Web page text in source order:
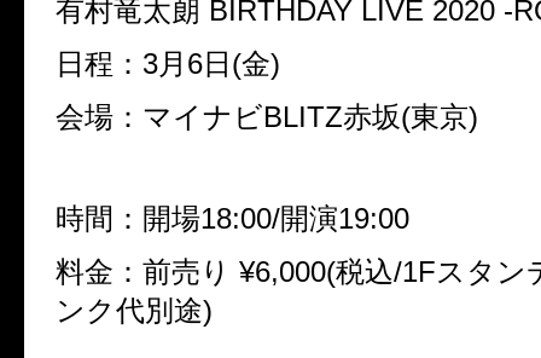
有村竜太朗 BIRTHDAY LIVE 2020 -
日程：3月6日(金)
会場：マイナビBLITZ赤坂(東京)
時間：開場18:00/開演19:00
料金：前売り ¥6,000(税込/1Fスタン
ンク代別途)